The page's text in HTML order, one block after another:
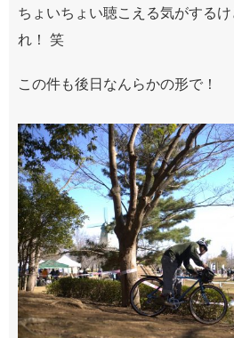
ちょいちょい聴こえる気がする
れ！ 笑
この件も後日なんらかの形で！